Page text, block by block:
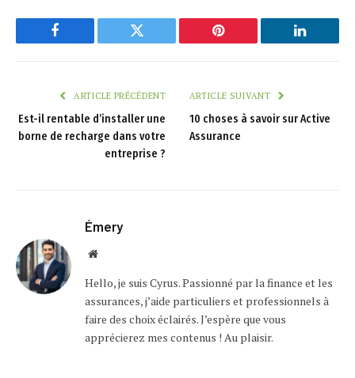
Facebook Twitter Pinterest LinkedIn
ARTICLE PRÉCÉDENT
Est-il rentable d’installer une
borne de recharge dans votre
entreprise ?
ARTICLE SUIVANT
10 choses à savoir sur Active
Assurance
Émery
Website
Hello, je suis Cyrus. Passionné par la finance et les
assurances, j’aide particuliers et professionnels à
faire des choix éclairés. J’espère que vous
apprécierez mes contenus ! Au plaisir.